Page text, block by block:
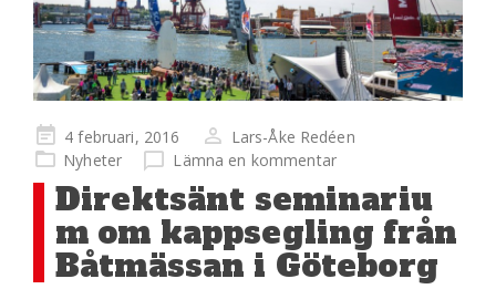
Publicerad
på
4 februari, 2016
Lars-Åke Redéen
Nyheter
Lämna en kommentar
Direktsänt seminariu
m om kappsegling från
Båtmässan i Göteborg